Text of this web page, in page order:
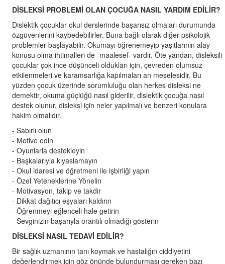
DİSLEKSİ PROBLEMİ OLAN ÇOCUĞA NASIL YARDIM EDİLİR?
Dislektik çocuklar okul derslerinde başarısız olmaları durumunda
özgüvenlerini kaybedebilirler. Buna bağlı olarak diğer psikolojik
problemler başlayabilir. Okumayı öğrenemeyip yaşıtlarının alay
konusu olma ihtimalleri de -maalesef- vardır. Öte yandan, disleksili
çocuklar çok ince düşünceli oldukları için, çevreden olumsuz
etkilenmeleri ve karamsarlığa kapılmaları an meselesidir. Bu
yüzden çocuk üzerinde sorumluluğu olan herkes disleksi ne
demektir, okuma güçlüğü nasıl giderilir, dislektik çocuğa nasıl
destek olunur, disleksi için neler yapılmalı ve benzeri konulara
hakim olmalıdır.
- Sabırlı olun
- Motive edin
- Oyunlarla destekleyin
- Başkalarıyla kıyaslamayın
- Okul idaresi ve öğretmeni ile işbirliği yapın
- Özel Yeteneklerine Yönelin
- Motivasyon, takip ve takdir
- Dikkat dağıtıcı eşyaları kaldırın
- Öğrenmeyi eğlenceli hale getirin
- Sevginizin başarıyla orantılı olmadığı gösterin
DİSLEKSİ NASIL TEDAVİ EDİLİR?
Bir sağlık uzmanının tanı koymak ve hastalığın ciddiyetini
değerlendirmek için göz önünde bulundurması gereken bazı